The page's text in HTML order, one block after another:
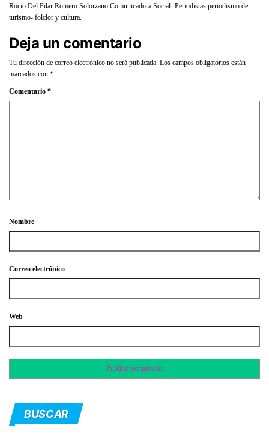
Rocio Del Pilar Romero Solorzano Comunicadora Social -Periodistas periodismo de
turismo- folclor y cultura.
Deja un comentario
Tu dirección de correo electrónico no será publicada. Los campos obligatorios están
marcados con *
Comentario *
Nombre
Correo electrónico
Web
BUSCAR